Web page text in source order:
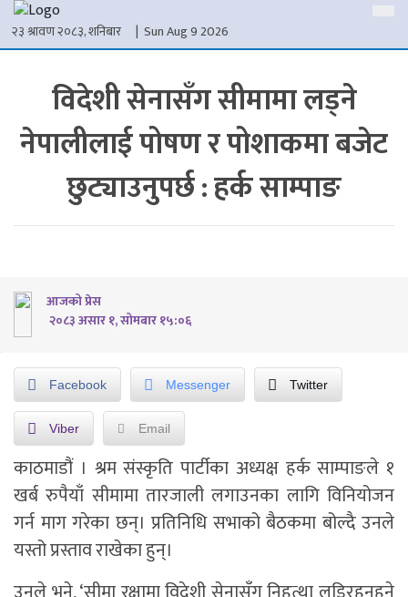
२३ श्रावण २०८३, शनिबार | Sun Aug 9 2026
विदेशी सेनासँग सीमामा लड्ने
नेपालीलाई पोषण र पोशाकमा बजेट
छुट्याउनुपर्छ : हर्क साम्पाङ
आजको प्रेस
२०८३ असार १, सोमबार १५:०६
Facebook Messenger Twitter
Viber Email
काठमाडौं । श्रम संस्कृति पार्टीका अध्यक्ष हर्क साम्पाङले १
खर्ब रुपैयाँ सीमामा तारजाली लगाउनका लागि विनियोजन
गर्न माग गरेका छन्। प्रतिनिधि सभाको बैठकमा बोल्दै उनले
यस्तो प्रस्ताव राखेका हुन्।